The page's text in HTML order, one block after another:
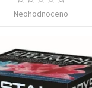
Neohodnoceno